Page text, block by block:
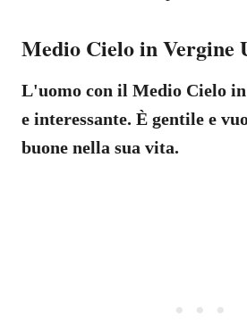
Medio Cielo in Vergine
L'uomo con il Medio Cielo
e interessante. È gentile e
buone nella sua vita.